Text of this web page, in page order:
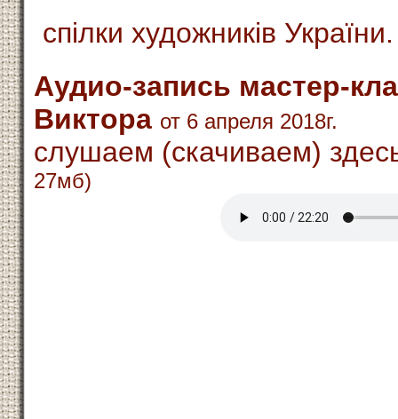
спілки художників України.
Аудио-запись мастер-
Виктора от 6 апреля 2018г.
слушаем (скачиваем)
27мб)